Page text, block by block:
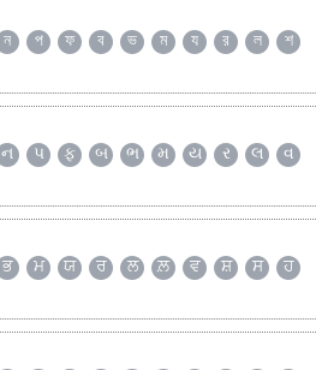
ন প ফ ব ভ ম য র ল
শ
ન પ ફ બ ભ મ ય ર લ
વ
ਭ ਮ ਯ ਰ ਲ ਲ਼ ਵ ਸ਼ ਸ
ਹ